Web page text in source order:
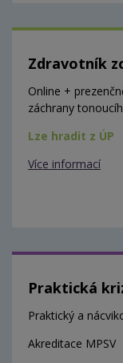
Zdravotník
Online +
záchrany
Lze hradit z ÚP
Více informací
Praktická
Praktický a
Akreditace MPSV